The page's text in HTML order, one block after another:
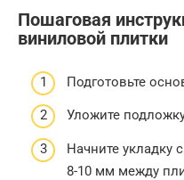
Пошаговая
виниловой плитки
Подготовьте
Уложите
Начните укладку
8-10 мм между